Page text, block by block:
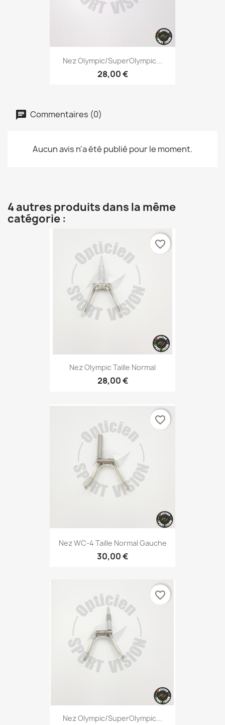
Nez Olympic/SuperOlympic...
28,00 €
Commentaires (0)
Aucun avis n'a été publié pour le moment.
4 autres produits dans la même
catégorie :
Nez Olympic Taille Normal
28,00 €
favorite_border
Nez WC-4 Taille Normal Gauche
30,00 €
favorite_border
Nez Olympic/SuperOlympic...
favorite_border